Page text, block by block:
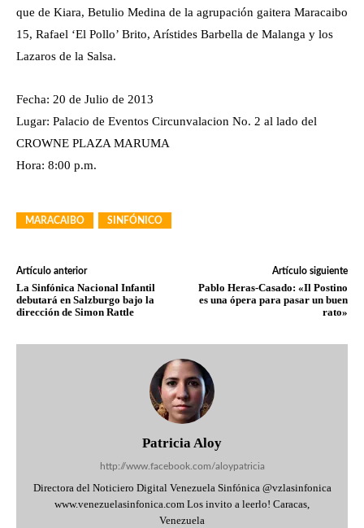
que de Kiara, Betulio Medina de la agrupación gaitera Maracaibo
15, Rafael ‘El Pollo’ Brito, Arístides Barbella de Malanga y los
Lazaros de la Salsa.
Fecha: 20 de Julio de 2013
Lugar: Palacio de Eventos Circunvalacion No. 2 al lado del
CROWNE PLAZA MARUMA
Hora: 8:00 p.m.
MARACAIBO SINFÓNICO
Artículo anterior
La Sinfónica Nacional Infantil
debutará en Salzburgo bajo la
dirección de Simon Rattle
Artículo siguiente
Pablo Heras-Casado: «Il Postino
es una ópera para pasar un buen
rato»
Patricia Aloy
http://www.facebook.com/aloypatricia
Directora del Noticiero Digital Venezuela Sinfónica @vzlasinfonica
www.venezuelasinfonica.com Los invito a leerlo! Caracas,
Venezuela